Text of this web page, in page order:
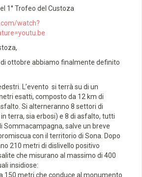
1° Trofeo del Custoza
watch?
di ottobre abbiamo finalmente definito
L’evento si terrà su di un
esatti, composto da 12 km di
Si alterneranno 8 settori di
terra, sia erbosi) e 8 di asfalto, tutti
Sommacampagna, salve un breve
con il territorio di Sona. Dopo
210 metri di dislivello positivo
che misurano al massimo di 400
insidiose:
150 metri che conduce al monumento